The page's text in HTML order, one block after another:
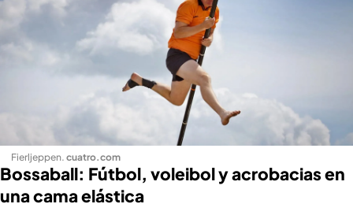
Fierljeppen. cuatro.com
Bossaball: Fútbol, voleibol y acrobacias en
una cama elástica